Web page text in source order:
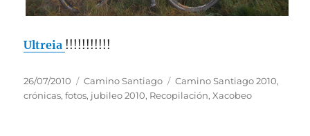
Ultreia !!!!!!!!!!!
Publicado
el
26/07/2010 Categorías
Camino Santiago Etiquetas
Camino Santiago 2010,
crónicas,fotos, jubileo 2010, Recopilación,Xacobeo